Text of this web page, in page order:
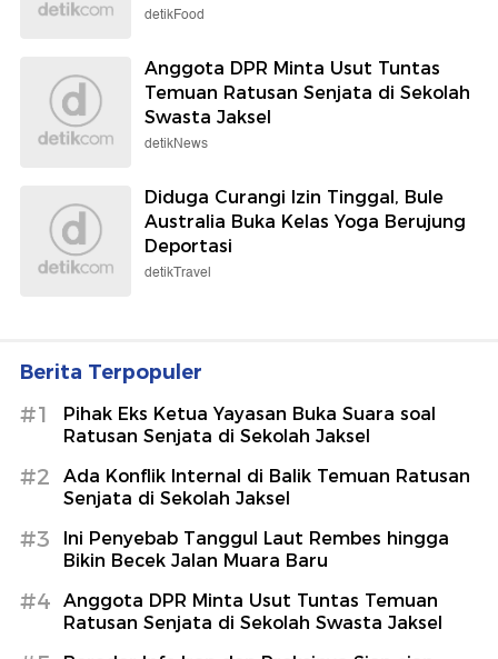
detikFood
Anggota DPR Minta Usut Tuntas
Temuan Ratusan Senjata di Sekolah
Swasta Jaksel
detikNews
Diduga Curangi Izin Tinggal, Bule
Australia Buka Kelas Yoga Berujung
Deportasi
detikTravel
Berita Terpopuler
#1
Pihak Eks Ketua Yayasan Buka Suara soal
Ratusan Senjata di Sekolah Jaksel
#2
Ada Konflik Internal di Balik Temuan Ratusan
Senjata di Sekolah Jaksel
#3
Ini Penyebab Tanggul Laut Rembes hingga
Bikin Becek Jalan Muara Baru
#4
Anggota DPR Minta Usut Tuntas Temuan
Ratusan Senjata di Sekolah Swasta Jaksel